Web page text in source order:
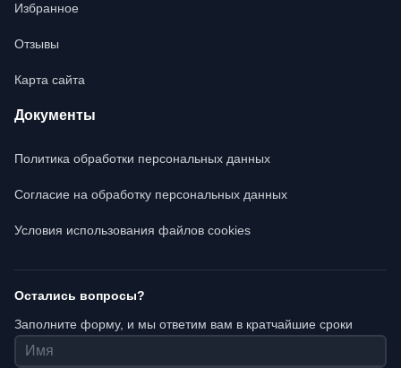
Избранное
Отзывы
Карта сайта
Документы
Политика обработки персональных данных
Согласие на обработку персональных данных
Условия использования файлов cookies
Остались вопросы?
Заполните форму, и мы ответим вам в кратчайшие сроки
Имя